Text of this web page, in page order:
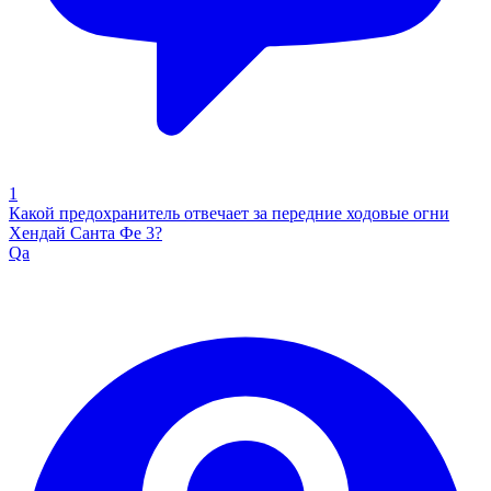
1
Какой предохранитель отвечает за передние ходовые огни
Хендай Санта Фе 3?
Qa